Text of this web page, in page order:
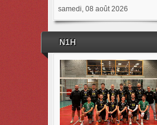
samedi, 08 août 2026
N1H